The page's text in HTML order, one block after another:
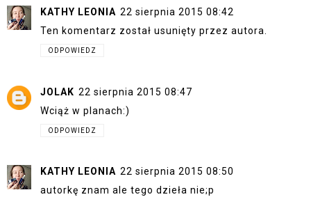
KATHY LEONIA 22 sierpnia 2015 08:42
Ten komentarz został usunięty przez autora.
ODPOWIEDZ
JOLAK 22 sierpnia 2015 08:47
Wciąż w planach:)
ODPOWIEDZ
KATHY LEONIA 22 sierpnia 2015 08:50
autorkę znam ale tego dzieła nie;p